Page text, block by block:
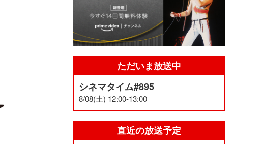
ただいま放送中
シネマタイム#895
8/08(土) 12:00-13:00
直近の放送予定